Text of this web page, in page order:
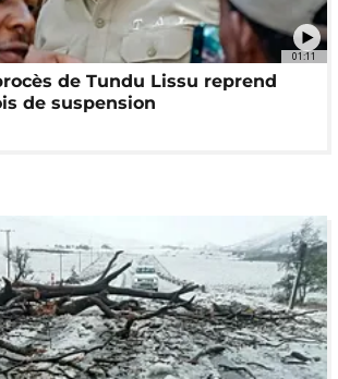
01:11
de Tundu Lissu reprend
de suspension